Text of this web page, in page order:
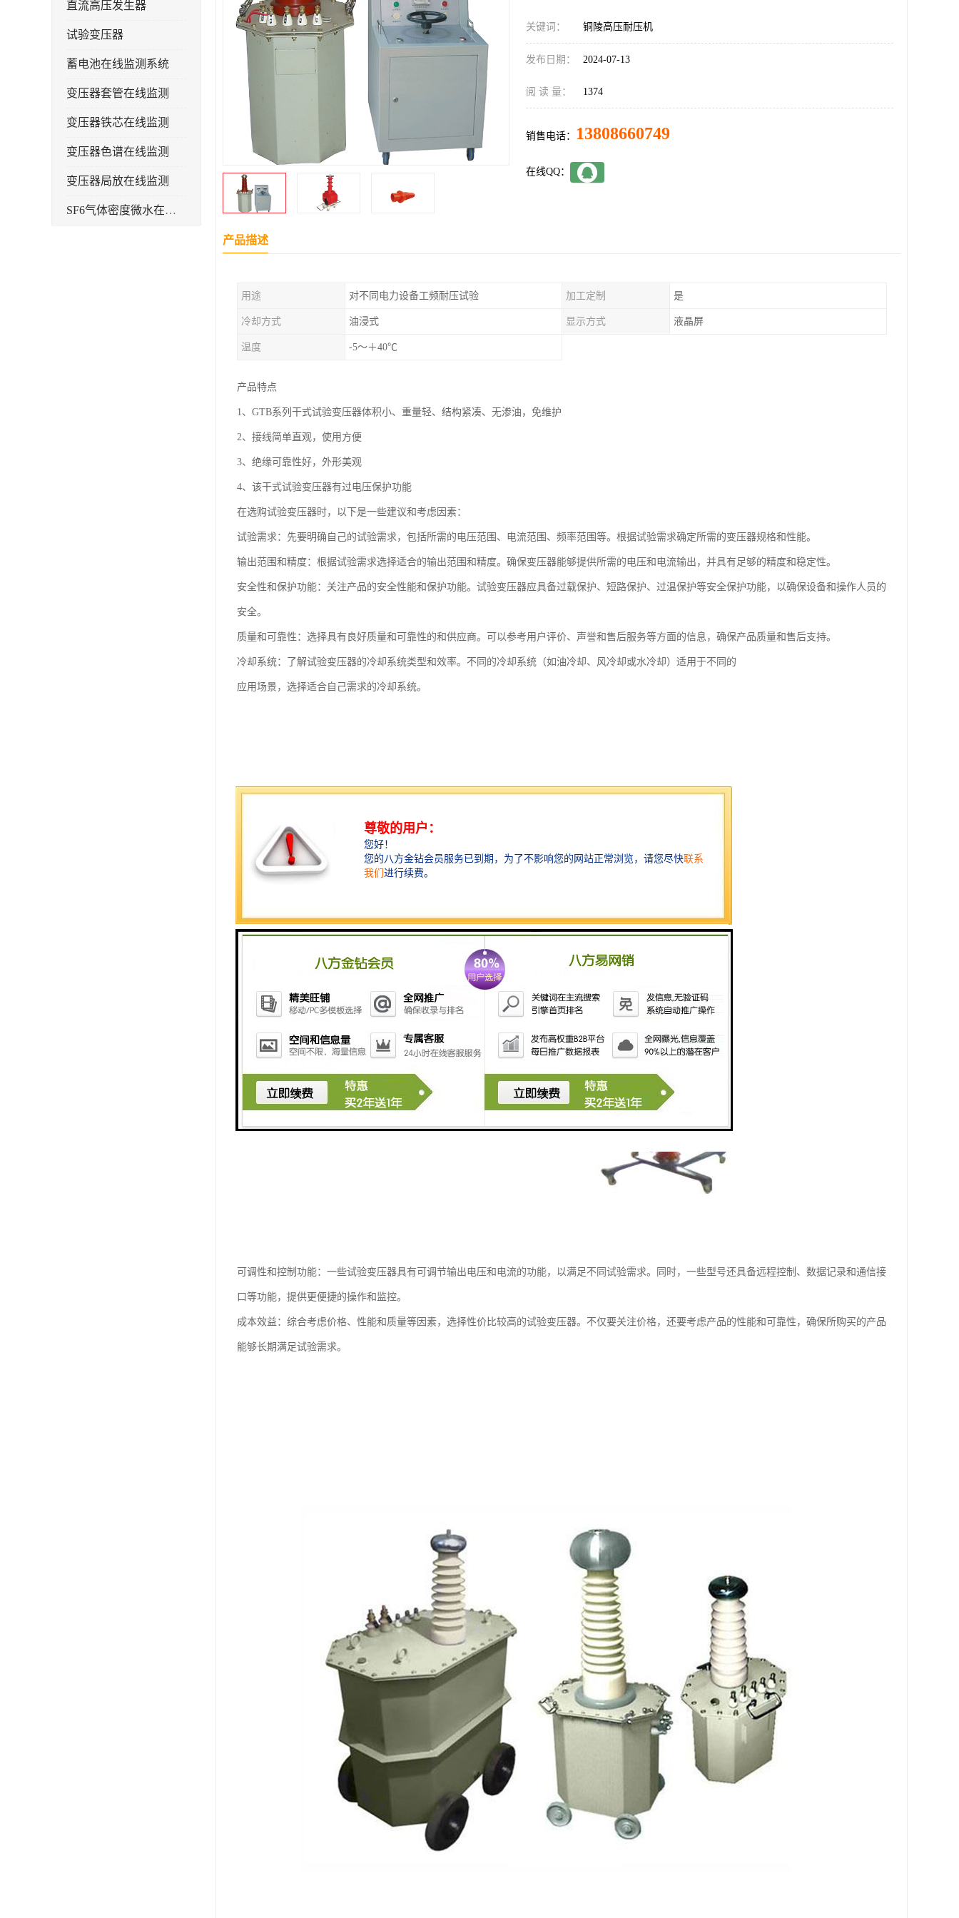
直流高压发生器
试验变压器
蓄电池在线监测系统
变压器套管在线监测
变压器铁芯在线监测
变压器色谱在线监测
变压器局放在线监测
SF6气体密度微水在线监测系统
关键词： 铜陵高压耐压机
发布日期： 2024-07-13
阅 读 量： 1374
销售电话： 13808660749
在线QQ：
产品描述
用途 对不同电力设备工频耐压试验 加工定制 是
冷却方式 油浸式 显示方式 液晶屏
温度 -5～＋40℃
产品特点
1、GTB系列干式试验变压器体积小、重量轻、结构紧凑、无渗油，免维护
2、接线简单直观，使用方便
3、绝缘可靠性好，外形美观
4、该干式试验变压器有过电压保护功能
在选购试验变压器时，以下是一些建议和考虑因素：
试验需求：先要明确自己的试验需求，包括所需的电压范围、电流范围、频率范围等。根据试验需求确定所需的变压器规格和性能。
输出范围和精度：根据试验需求选择适合的输出范围和精度。确保变压器能够提供所需的电压和电流输出，并具有足够的精度和稳定性。
安全性和保护功能：关注产品的安全性能和保护功能。试验变压器应具备过载保护、短路保护、过温保护等安全保护功能，以确保设备和操作人员的
安全。
质量和可靠性：选择具有良好质量和可靠性的和供应商。可以参考用户评价、声誉和售后服务等方面的信息，确保产品质量和售后支持。
冷却系统：了解试验变压器的冷却系统类型和效率。不同的冷却系统（如油冷却、风冷却或水冷却）适用于不同的
应用场景，选择适合自己需求的冷却系统。
可调性和控制功能：一些试验变压器具有可调节输出电压和电流的功能，以满足不同试验需求。同时，一些型号还具备远程控制、数据记录和通信接
口等功能，提供更便捷的操作和监控。
成本效益：综合考虑价格、性能和质量等因素，选择性价比较高的试验变压器。不仅要关注价格，还要考虑产品的性能和可靠性，确保所购买的产品
能够长期满足试验需求。